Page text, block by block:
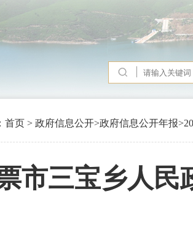
首页 > 政府信息公开>政府信息公开年报>
市三宝乡人民